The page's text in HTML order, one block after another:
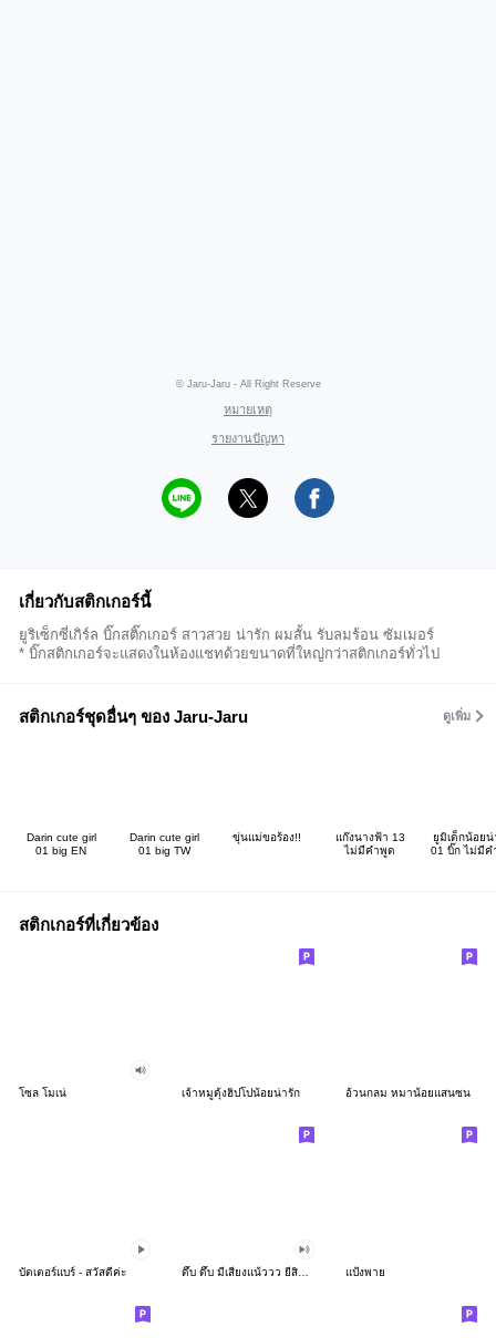
© Jaru-Jaru - All Right Reserve
หมายเหตุ
รายงานปัญหา
เกี่ยวกับสติกเกอร์นี้
ยูริเซ็กซี่เกิร์ล บิ๊กสติ๊กเกอร์ สาวสวย น่ารัก ผมสั้น รับลมร้อน ซัมเมอร์
* บิ๊กสติกเกอร์จะแสดงในห้องแชทด้วยขนาดที่ใหญ่กว่าสติกเกอร์ทั่วไป
สติกเกอร์ชุดอื่นๆ ของ Jaru-Jaru ดูเพิ่ม
Darin cute girl
01 big EN
Darin cute girl
01 big TW
ขุ่นแม่ขอร้อง!!
แก๊งนางฟ้า 13
ไม่มีคำพูด
ยูมิเด็กน้อยน่
01 บิ๊ก ไม่มีค
สติกเกอร์ที่เกี่ยวข้อง
โซล โมเน่ เจ้าหมูดุ้งฮิปโปน้อยน่ารัก อ้วนกลม หมาน้อยแสนซน
บัตเตอร์แบร์ - สวัสดีค่ะ แป้งพาย